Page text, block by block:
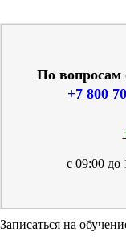
По вопросам
+7 800
с 09:00 до
Записаться на